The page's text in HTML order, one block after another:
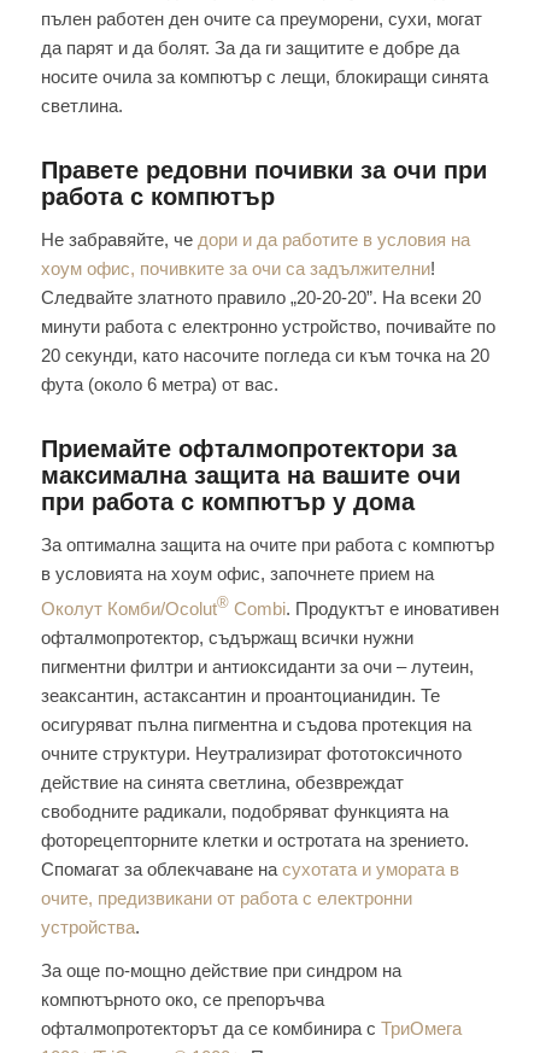
пълен работен ден очите са преуморени, сухи, могат
да парят и да болят. За да ги защитите е добре да
носите очила за компютър с лещи, блокиращи синята
светлина.
Правете редовни почивки за очи при
работа с компютър
Не забравяйте, че дори и да работите в условия на
хоум офис, почивките за очи са задължителни!
Следвайте златното правило „20-20-20”. На всеки 20
минути работа с електронно устройство, почивайте по
20 секунди, като насочите погледа си към точка на 20
фута (около 6 метра) от вас.
Приемайте офталмопротектори за
максимална защита на вашите очи
при работа с компютър у дома
За оптимална защита на очите при работа с компютър
в условията на хоум офис, започнете прием на
Околут Комби/Ocolut®Combi. Продуктът е иновативен
офталмопротектор, съдържащ всички нужни
пигментни филтри и антиоксиданти за очи – лутеин,
зеаксантин, астаксантин и проантоцианидин. Те
осигуряват пълна пигментна и съдова протекция на
очните структури. Неутрализират фототоксичното
действие на синята светлина, обезвреждат
свободните радикали, подобряват функцията на
фоторецепторните клетки и остротата на зрението.
Спомагат за облекчаване на сухотата и умората в
очите, предизвикани от работа с електронни
устройства.
За още по-мощно действие при синдром на
компютърното око, се препоръчва
офталмопротекторът да се комбинира с ТриОмега